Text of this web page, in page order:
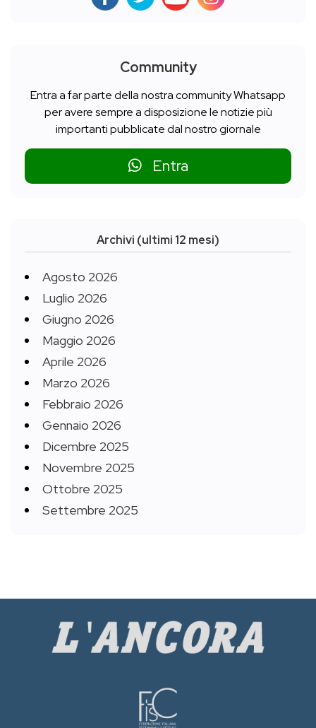
Community
Entra a far parte della nostra community Whatsapp
per avere sempre a disposizione le notizie più
importanti pubblicate dal nostro giornale
Entra
Archivi (ultimi 12 mesi)
Agosto 2026
Luglio 2026
Giugno 2026
Maggio 2026
Aprile 2026
Marzo 2026
Febbraio 2026
Gennaio 2026
Dicembre 2025
Novembre 2025
Ottobre 2025
Settembre 2025